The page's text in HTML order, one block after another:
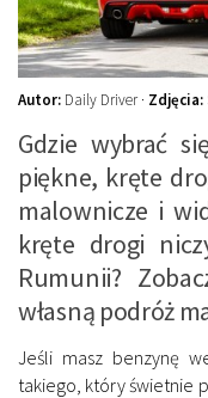
Autor: Daily Driver · Zdjęcia:
Gdzie wybrać
piękne, kręte
malownicze i
kręte drogi
Rumunii?
własną podróż
Jeśli masz benzynę
takiego, który świetnie